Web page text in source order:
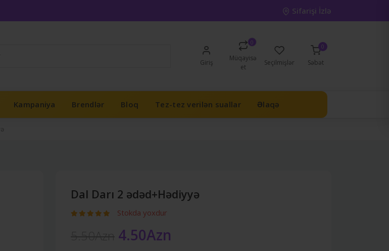
Sifarişi İzlə
Giriş
0
Müqayisə
et
Seçilmişlər
0
Səbət
Kampaniya Brendlər Bloq Tez-tez verilən suallar Əlaqə
Dal Darı 2 ədəd+Hədiyyə
Stokda yoxdur
4.50Azn